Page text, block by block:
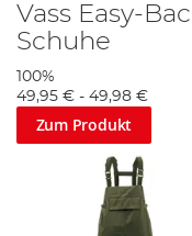
Vass Easy-
Schuhe
100%
49,95 € - 49,98 €
Zum Produkt